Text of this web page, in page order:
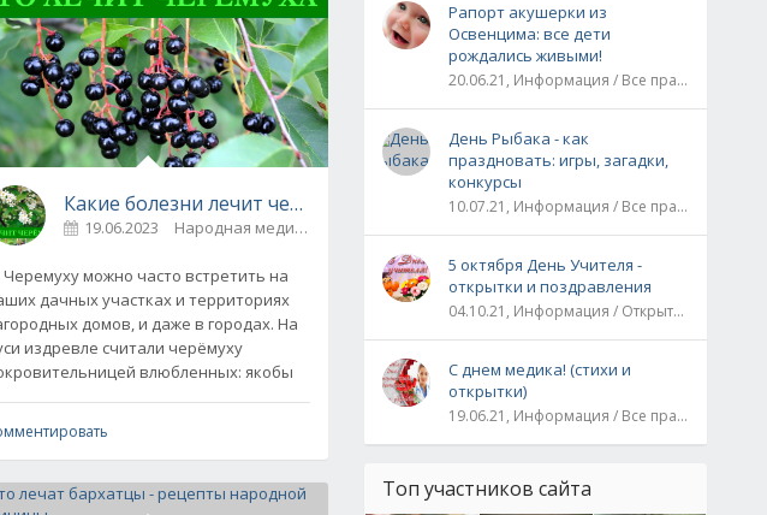
советов
- массируй и живи долго
Какие болезни лечит черёмуха - рецепты народной медицины
19.06.2023 Народная медицина
можно часто встретить на
дачных участках и территориях
домов, и даже в городах. На
издревле считали черёмуху
влюбленных: якобы
Рапорт акушерки из
Освенцима: все дети
рождались живыми!
20.06.21, Информация / Все праздники / Рассказы и истории
День Рыбака - как
праздновать: игры, загадки,
конкурсы
10.07.21, Информация / Все праздники
5 октября День Учителя -
открытки и поздравления
04.10.21, Информация / Открытки / Все праздники
С днем медика! (стихи и
открытки)
19.06.21, Информация / Все праздники
Топ участников сайта